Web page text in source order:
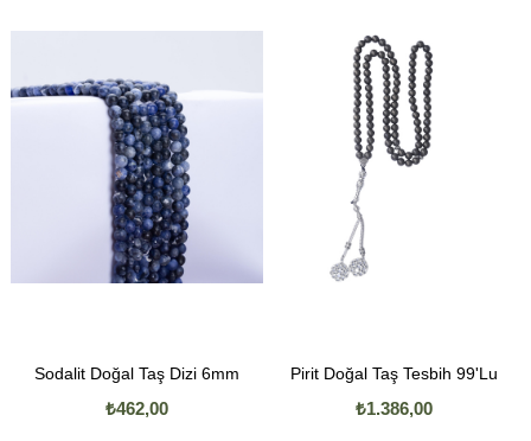
Sodalit Doğal Taş Dizi 6mm
₺462,00
Pirit Doğal Taş Tesbih 99'Lu
₺1.386,00